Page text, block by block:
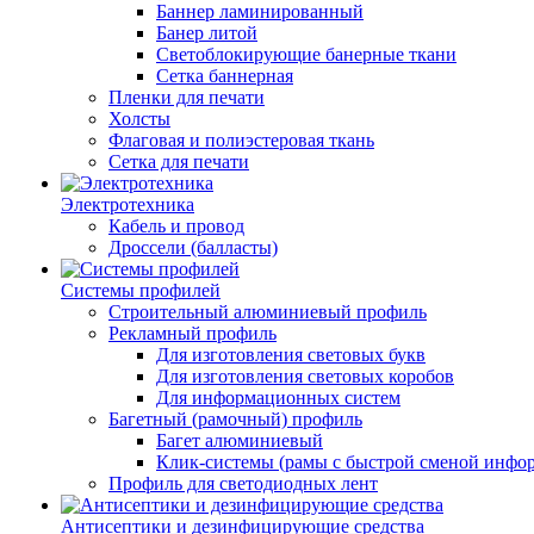
Баннер ламинированный
Банер литой
Светоблокирующие банерные ткани
Сетка баннерная
Пленки для печати
Холсты
Флаговая и полиэстеровая ткань
Сетка для печати
Электротехника
Кабель и провод
Дроссели (балласты)
Системы профилей
Строительный алюминиевый профиль
Рекламный профиль
Для изготовления световых букв
Для изготовления световых коробов
Для информационных систем
Багетный (рамочный) профиль
Багет алюминиевый
Клик-системы (рамы с быстрой сменой
Профиль для светодиодных лент
Антисептики и дезинфицирующие средства